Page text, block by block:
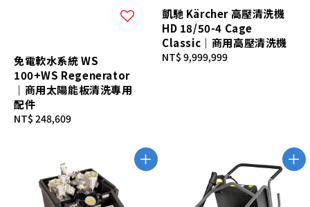
免電軟水系統 WS
100+WS Regenerator
｜商用太陽能板清洗專用
配件
Regular
NT$ 248,609
凱馳 Kärcher 高壓清洗機
HD 18/50-4 Cage
Classic｜商用高壓清洗機
Regular
NT$ 9,999,999